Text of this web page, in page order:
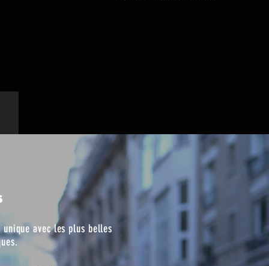
avec les plus belles